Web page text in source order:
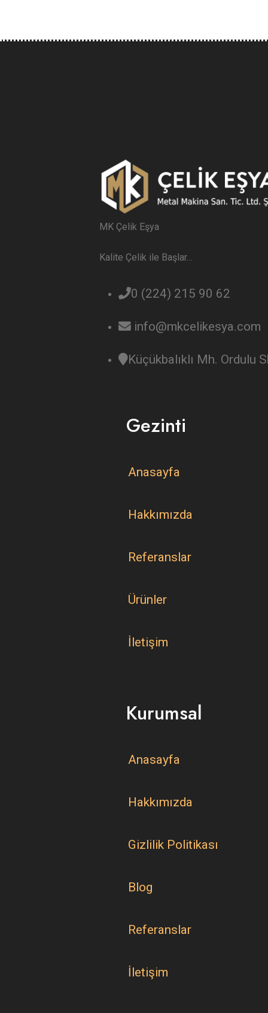
MK Çelik Eşya
Kalite Çelik ile Başlar…
0 (224) 215 90 62
info@mkcelikesya.com
Küçükbalıklı Mh. Ordulu
Gezinti
Anasayfa
Hakkımızda
Referanslar
Ürünler
İletişim
Kurumsal
Anasayfa
Hakkımızda
Gizlilik Politikası
Blog
Referanslar
İletişim